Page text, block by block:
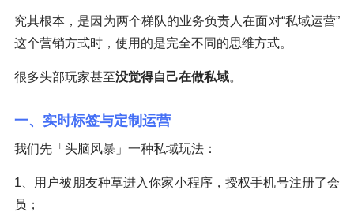
究其根本，是因为两个梯队的业务负责人在面对“私域运营”
这个营销方式时，使用的是完全不同的思维方式。
很多头部玩家甚至没觉得自己在做私域。
一、实时标签与定制运营
我们先「头脑风暴」一种私域玩法：
1、用户被朋友种草进入你家小程序，授权手机号注册了会
员；